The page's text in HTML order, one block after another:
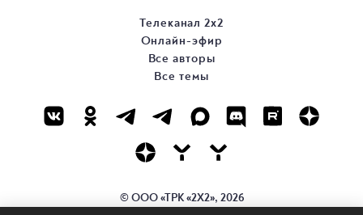
Телеканал 2х2
Онлайн-эфир
Все авторы
Все темы
© ООО «ТРК «2Х2», 2026